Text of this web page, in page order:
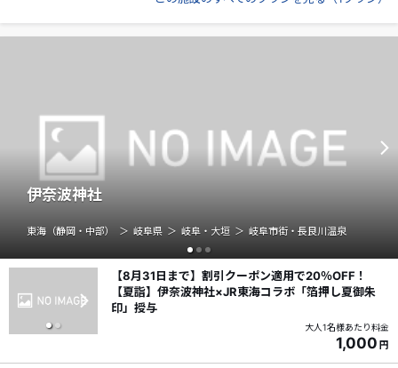
伊奈波神社
東海（静岡・中部） 岐阜県 岐阜・大垣 岐阜市街・長良川温泉
【8月31日まで】割引クーポン適用で20％OFF！
【夏詣】伊奈波神社×JR東海コラボ「箔押し夏御朱
印」授与
大人1名様あたり料金
1,000 円